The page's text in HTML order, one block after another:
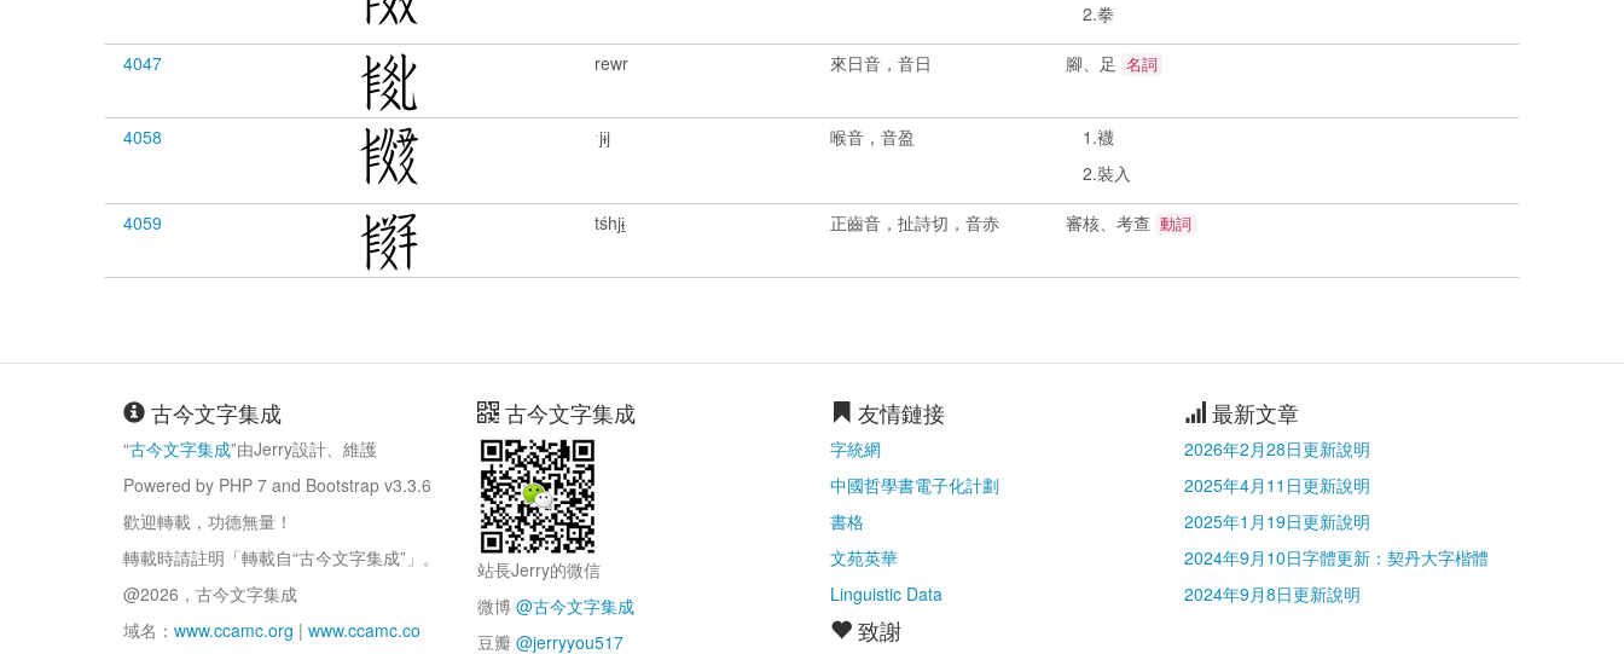
2.拳
4047 rewr 來日音，音日 腳、足 名詞
4058 ˑjɨj 喉音，音盈
1.襪
2.裝入
4059 tśhjɨ̱ 正齒音，扯詩切，音赤 審核、考查 動詞
古今文字集成
“古今文字集成”由Jerry設計、維護
Powered by PHP 7 and Bootstrap v3.3.6
歡迎轉載，功德無量！
轉載時請註明「轉載自“古今文字集成”」。
@2026，古今文字集成
域名： www.ccamc.org | www.ccamc.co
古今文字集成
站長Jerry的微信
微博 @古今文字集成
豆瓣 @jerryyou517
友情鏈接
字統網
中國哲學書電子化計劃
書格
文苑英華
Linguistic Data
致謝
最新文章
2026年2月28日更新說明
2025年4月11日更新說明
2025年1月19日更新說明
2024年9月10日字體更新：契丹大字楷體
2024年9月8日更新說明